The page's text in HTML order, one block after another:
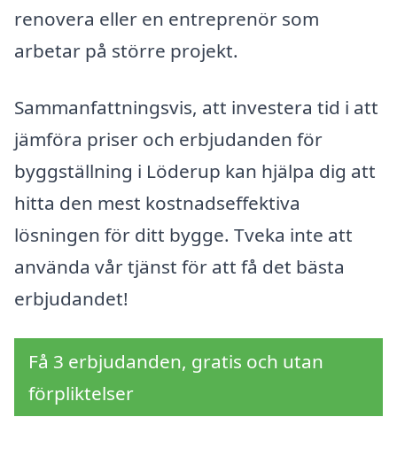
renovera eller en entreprenör som
arbetar på större projekt.
Sammanfattningsvis, att investera tid i att
jämföra priser och erbjudanden för
byggställning i Löderup kan hjälpa dig att
hitta den mest kostnadseffektiva
lösningen för ditt bygge. Tveka inte att
använda vår tjänst för att få det bästa
erbjudandet!
Få 3 erbjudanden, gratis och utan
förpliktelser